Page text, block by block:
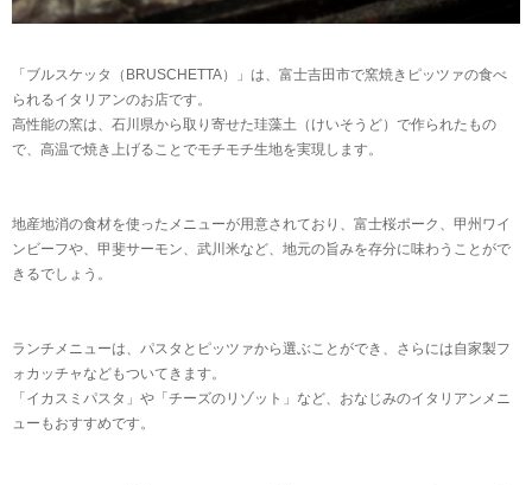
「ブルスケッタ（BRUSCHETTA）」は、富士吉田市で窯焼きピッツァの食べ
られるイタリアンのお店です。
高性能の窯は、石川県から取り寄せた珪藻土（けいそうど）で作られたもの
で、高温で焼き上げることでモチモチ生地を実現します。
地産地消の食材を使ったメニューが用意されており、富士桜ポーク、甲州ワイ
ンビーフや、甲斐サーモン、武川米など、地元の旨みを存分に味わうことがで
きるでしょう。
ランチメニューは、パスタとピッツァから選ぶことができ、さらには自家製フ
ォカッチャなどもついてきます。
「イカスミパスタ」や「チーズのリゾット」など、おなじみのイタリアンメニ
ューもおすすめです。